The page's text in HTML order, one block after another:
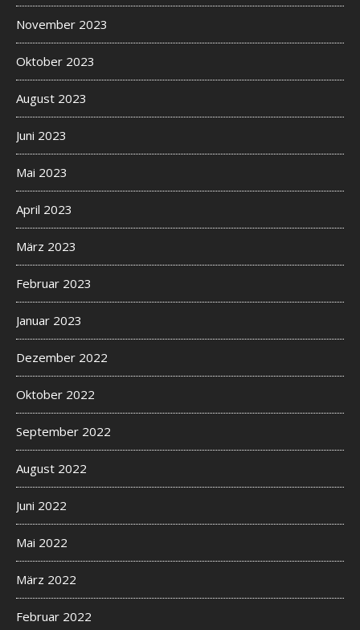
November 2023
Oktober 2023
August 2023
Juni 2023
Mai 2023
April 2023
März 2023
Februar 2023
Januar 2023
Dezember 2022
Oktober 2022
September 2022
August 2022
Juni 2022
Mai 2022
März 2022
Februar 2022